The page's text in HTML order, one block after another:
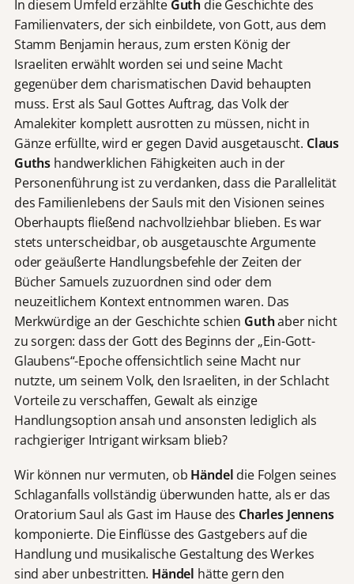
In diesem Umfeld erzählte Guth die Geschichte des
Familienvaters, der sich einbildete, von Gott, aus dem
Stamm Benjamin heraus, zum ersten König der
Israeliten erwählt worden sei und seine Macht
gegenüber dem charismatischen David behaupten
muss. Erst als Saul Gottes Auftrag, das Volk der
Amalekiter komplett ausrotten zu müssen, nicht in
Gänze erfüllte, wird er gegen David ausgetauscht. Claus
Guths handwerklichen Fähigkeiten auch in der
Personenführung ist zu verdanken, dass die Parallelität
des Familienlebens der Sauls mit den Visionen seines
Oberhaupts fließend nachvollziehbar blieben. Es war
stets unterscheidbar, ob ausgetauschte Argumente
oder geäußerte Handlungsbefehle der Zeiten der
Bücher Samuels zuzuordnen sind oder dem
neuzeitlichem Kontext entnommen waren. Das
Merkwürdige an der Geschichte schien Guthaber nicht
zu sorgen: dass der Gott des Beginns der „Ein-Gott-
Glaubens“-Epoche offensichtlich seine Macht nur
nutzte, um seinem Volk, den Israeliten, in der Schlacht
Vorteile zu verschaffen, Gewalt als einzige
Handlungsoption ansah und ansonsten lediglich als
rachgieriger Intrigant wirksam blieb?
Wir können nur vermuten, ob Händel die Folgen seines
Schlaganfalls vollständig überwunden hatte, als er das
Oratorium Saul als Gast im Hause des Charles Jennens
komponierte. Die Einflüsse des Gastgebers auf die
Handlung und musikalische Gestaltung des Werkes
sind aber unbestritten. Händel hätte gern den